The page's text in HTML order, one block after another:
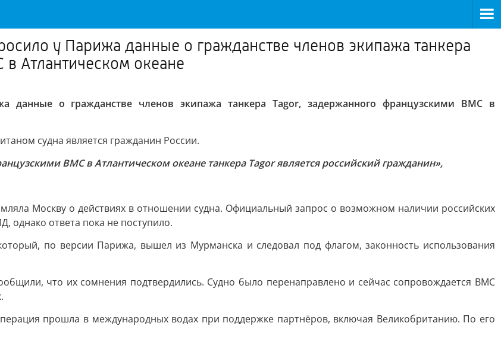
у Парижа данные о гражданстве членов экипажа танкера
Атлантическом океане
данные о гражданстве членов экипажа танкера Tagor, задержанного французскими ВМС в
судна является гражданин России.
ВМС в Атлантическом океане танкера Tagor является российский гражданин»,
Москву о действиях в отношении судна. Официальный запрос о возможном наличии российских
однако ответа пока не поступило.
по версии Парижа, вышел из Мурманска и следовал под флагом, законность использования
что их сомнения подтвердились. Судно было перенаправлено и сейчас сопровождается ВМС
прошла в международных водах при поддержке партнёров, включая Великобританию. По его